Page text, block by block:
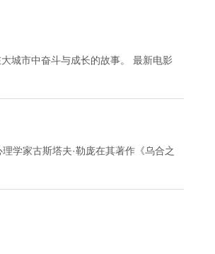
城市中奋斗与成长的故事。 最新电影
学家古斯塔夫·勒庞在其著作《乌合之